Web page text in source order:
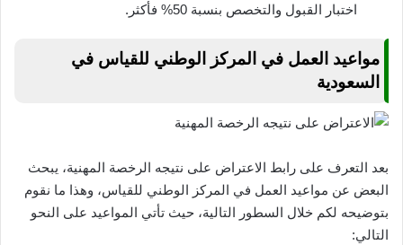
اختبار القبول والتخصص بنسبة 50% فأكثر.
مواعيد العمل في المركز الوطني للقياس في
السعودية
بعد التعرف على رابط الاعتراض على نتيجه الرخصة المهنية، يبحث
البعض عن مواعيد العمل في المركز الوطني للقياس، وهذا ما نقوم
بتوضيحه لكم خلال السطور التالية، حيث تأتي المواعيد على النحو
التالي: